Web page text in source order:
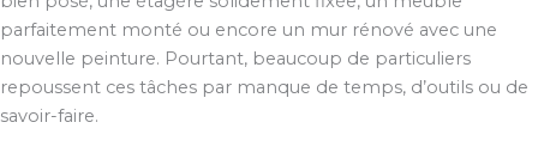
parfaitement monté ou encore un mur rénové avec une
nouvelle peinture. Pourtant, beaucoup de particuliers
repoussent ces tâches par manque de temps, d’outils ou de
savoir-faire.